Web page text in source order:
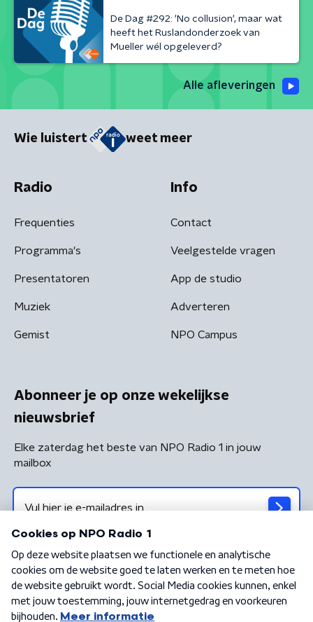
De Dag #292: 'No collusion', maar wat
heeft het Ruslandonderzoek van
Mueller wél opgeleverd?
Alle afleveringen
Wie luistert weet meer
Radio
Frequenties
Programma's
Presentatoren
Muziek
Gemist
Info
Contact
Veelgestelde vragen
App de studio
Adverteren
NPO Campus
Abonneer je op onze wekelijkse
nieuwsbrief
Elke zaterdag het beste van NPO Radio 1 in jouw
mailbox
Algemene voorwaarden